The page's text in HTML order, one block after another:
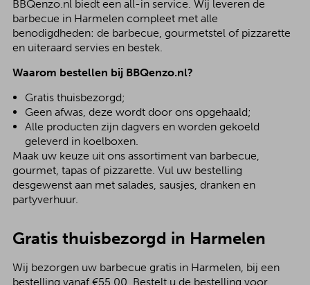
BBQenzo.nl biedt een all-in service. Wij leveren de
barbecue in Harmelen compleet met alle
benodigdheden: de barbecue, gourmetstel of pizzarette
en uiteraard servies en bestek.
Waarom bestellen bij BBQenzo.nl?
Gratis thuisbezorgd;
Geen afwas, deze wordt door ons opgehaald;
Alle producten zijn dagvers en worden gekoeld
geleverd in koelboxen.
Maak uw keuze uit ons assortiment van barbecue,
gourmet, tapas of pizzarette. Vul uw bestelling
desgewenst aan met salades, sausjes, dranken en
partyverhuur.
Gratis thuisbezorgd in Harmelen
Wij bezorgen uw barbecue gratis in Harmelen, bij een
bestelling vanaf €55,00. Bestelt u de bestelling voor